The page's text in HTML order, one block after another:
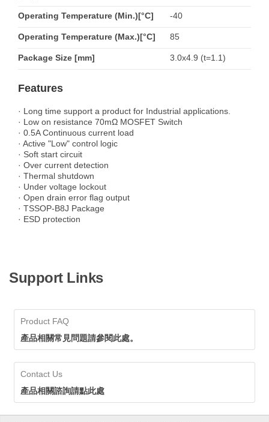
Operating Temperature (Min.)[°C] -40
Operating Temperature (Max.)[°C] 85
Package Size [mm] 3.0x4.9 (t=1.1)
Features
· Long time support a product for Industrial applications.
· Low on resistance 70mΩ MOSFET Switch
· 0.5A Continuous current load
· Active "Low" control logic
· Soft start circuit
· Over current detection
· Thermal shutdown
· Under voltage lockout
· Open drain error flag output
· TSSOP-B8J Package
· ESD protection
Support Links
Product FAQ
產品相關常見問題請參閱此處。
Contact Us
產品相關諮詢請點此處